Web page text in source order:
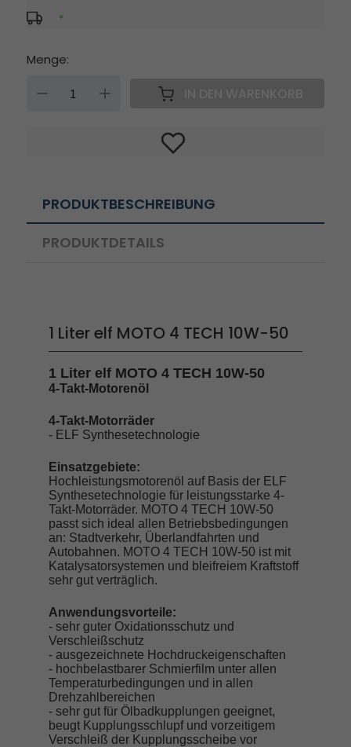
*
Menge:
DOWN
PRODUKTBESCHREIBUNG
PRODUKTDETAILS
1 Liter elf MOTO 4 TECH 10W-50
1 Liter elf MOTO 4 TECH 10W-50
4-Takt-Motorenöl
4-Takt-Motorräder
- ELF Synthesetechnologie
Einsatzgebiete:
Hochleistungsmotorenöl auf Basis der ELF
Synthesetechnologie für leistungsstarke 4-
Takt-Motorräder. MOTO 4 TECH 10W-50
passt sich ideal allen Betriebsbedingungen
an: Stadtverkehr, Überlandfahrten und
Autobahnen. MOTO 4 TECH 10W-50 ist mit
Katalysatorsystemen und bleifreiem Kraftstoff
sehr gut verträglich.
Anwendungsvorteile:
- sehr guter Oxidationsschutz und
Verschleißschutz
- ausgezeichnete Hochdruckeigenschaften
- hochbelastbarer Schmierfilm unter allen
Temperaturbedingungen und in allen
Drehzahlbereichen
- sehr gut für Ölbadkupplungen geeignet,
beugt Kupplungsschlupf und vorzeitigem
Verschleiß der Kupplungsscheibe vor